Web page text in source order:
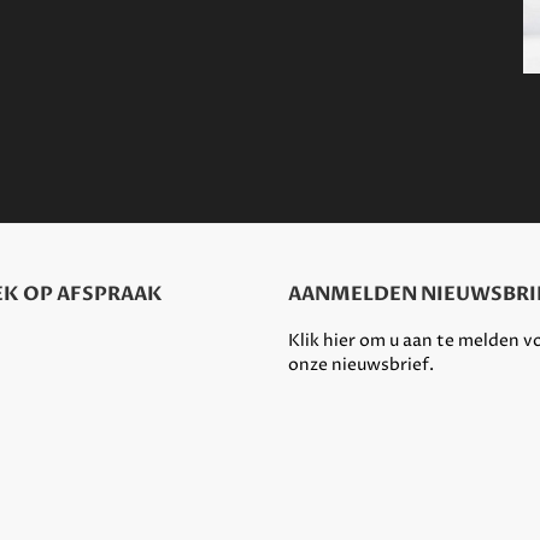
OP AFSPRAAK AANMELDEN
Klik hier om u aan te melden
onze nieuwsbrief.